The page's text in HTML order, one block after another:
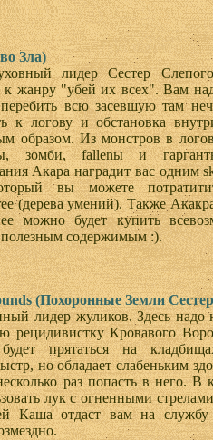
Зла)
лидер Сестер
к жанру "убей их всех". Вам
всю засевшую там
к логову и обстановка
образом. Из монстров в
зомби, fallenы и
Акара наградит вас одним
вы можете
(дерева умений). Также
можно будет купить
полезным содержимым :).
(Похоронные Земли
лидер жуликов. Здесь надо
рецидивистку Кровавого
прятаться на
но обладает слабеньким
раз попасть в него. В
лук с огненными
Каша отдаст вам на службу